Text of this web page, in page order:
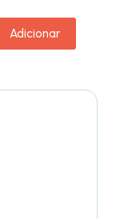
Adicionar